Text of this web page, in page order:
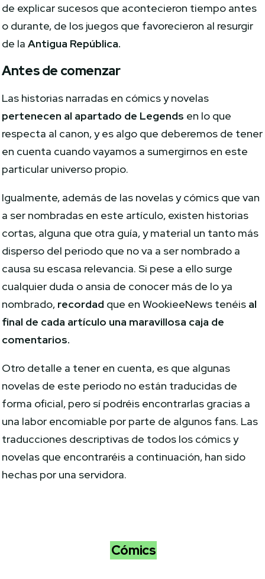
de explicar sucesos que acontecieron tiempo antes
o durante, de los juegos que favorecieron al resurgir
de laAntigua República.
Antes de comenzar
Las historias narradas en cómics y novelas
pertenecen al apartado de Legends en lo que
respecta al canon, y es algo que deberemos de tener
en cuenta cuando vayamos a sumergirnos en este
particular universo propio.
Igualmente, además de las novelas y cómics que van
a ser nombradas en este artículo, existen historias
cortas, alguna que otra guía, y material un tanto más
disperso del periodo que no va a ser nombrado a
causa su escasa relevancia. Si pese a ello surge
cualquier duda o ansia de conocer más de lo ya
nombrado, recordad que en WookieeNews tenéis al
final de cada artículo una maravillosa caja de
comentarios.
Otro detalle a tener en cuenta, es que algunas
novelas de este periodo no están traducidas de
forma oficial, pero sí podréis encontrarlas gracias a
una labor encomiable por parte de algunos fans. Las
traducciones descriptivas de todos los cómics y
novelas que encontraréis a continuación, han sido
hechas por una servidora.
Cómics